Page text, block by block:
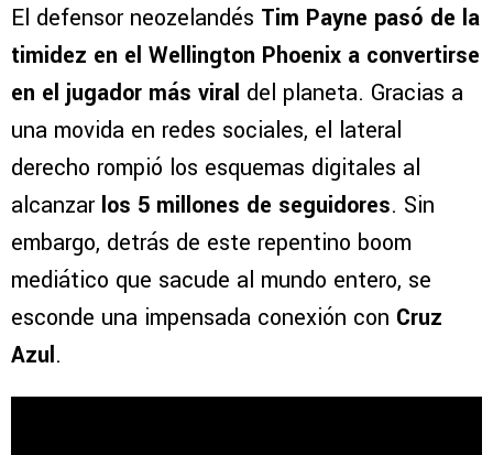
El defensor neozelandés Tim Payne pasó de la
timidez en el Wellington Phoenix a convertirse
en el jugador más viral del planeta. Gracias a
una movida en redes sociales, el lateral
derecho rompió los esquemas digitales al
alcanzar los 5 millones de seguidores. Sin
embargo, detrás de este repentino boom
mediático que sacude al mundo entero, se
esconde una impensada conexión con Cruz
Azul.